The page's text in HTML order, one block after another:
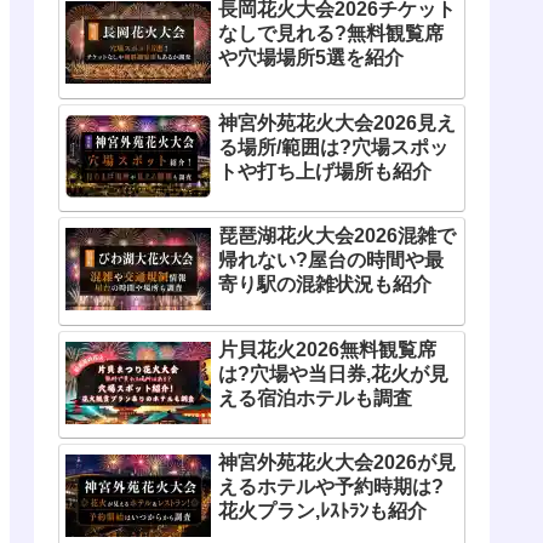
長岡花火大会2026チケット
なしで見れる?無料観覧席
や穴場場所5選を紹介
神宮外苑花火大会2026見え
る場所/範囲は?穴場スポッ
トや打ち上げ場所も紹介
琵琶湖花火大会2026混雑で
帰れない?屋台の時間や最
寄り駅の混雑状況も紹介
片貝花火2026無料観覧席
は?穴場や当日券,花火が見
える宿泊ホテルも調査
神宮外苑花火大会2026が見
えるホテルや予約時期は?
花火プラン,ﾚｽﾄﾗﾝも紹介